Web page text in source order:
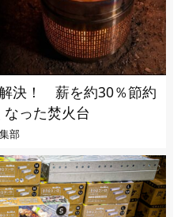
決！ 薪を約30％節約
った焚火台
部